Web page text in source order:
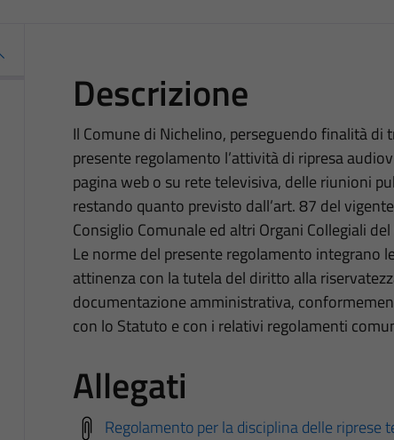
Descrizione
Il Comune di Nichelino, perseguendo finalità di
presente regolamento l’attività di ripresa
pagina web o su rete televisiva, delle riunioni
restando quanto previsto dall’art. 87 del
Consiglio Comunale ed altri Organi Collegiali
Le norme del presente regolamento integrano
attinenza con la tutela del diritto alla
documentazione amministrativa,
con lo Statuto e con i relativi regolamenti
Allegati
Regolamento per la disciplina delle riprese